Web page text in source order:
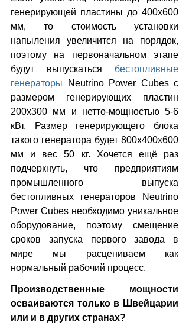
генерирующей пластины до 400х600
мм, то стоимость установки
напыления увеличится на порядок,
поэтому на первоначальном этапе
будут выпускаться бестопливные
генераторы Neutrino Power Cubes с
размером генерирующих пластин
200х300 мм и нетто-мощностью 5-6
кВт. Размер генерирующего блока
такого генератора будет 800х400х600
мм и вес 50 кг. Хочется ещё раз
подчеркнуть, что предприятиям
промышленного выпуска
бестопливных генераторов Neutrino
Power Cubes необходимо уникальное
оборудование, поэтому смещение
сроков запуска первого завода в
мире мы расцениваем как
нормальный рабочий процесс.
Производственные мощности
осваиваются только в Швейцарии
или и в других странах?